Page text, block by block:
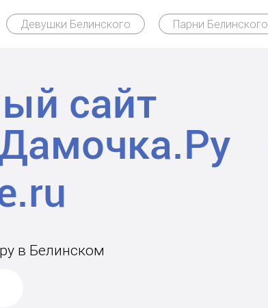
Девушки Белинского Парни Белинского
сайт
в Белинском